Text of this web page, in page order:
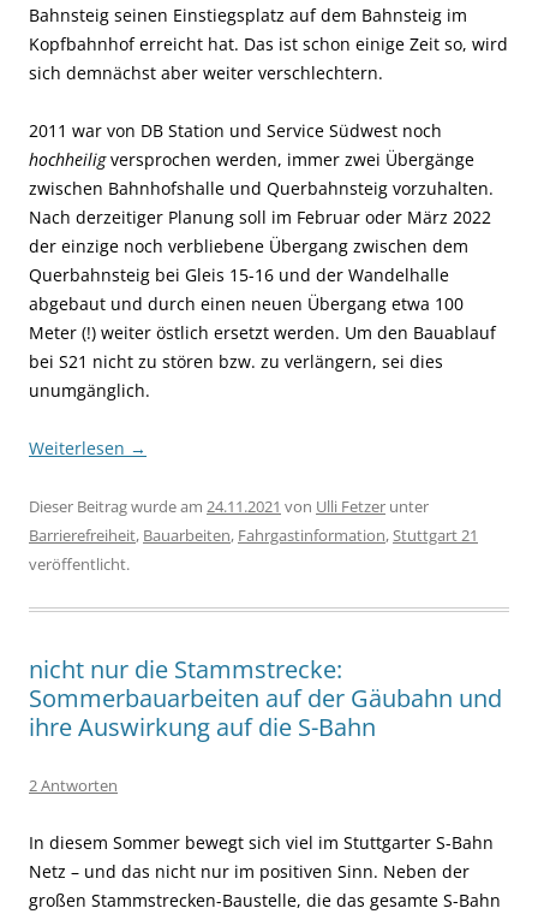
Bahnsteig seinen Einstiegsplatz auf dem Bahnsteig im
Kopfbahnhof erreicht hat. Das ist schon einige Zeit so, wird
sich demnächst aber weiter verschlechtern.
2011 war von DB Station und Service Südwest noch
hochheiligversprochen werden, immer zwei Übergänge
zwischen Bahnhofshalle und Querbahnsteig vorzuhalten.
Nach derzeitiger Planung soll im Februar oder März 2022
der einzige noch verbliebene Übergang zwischen dem
Querbahnsteig bei Gleis 15-16 und der Wandelhalle
abgebaut und durch einen neuen Übergang etwa 100
Meter (!) weiter östlich ersetzt werden. Um den Bauablauf
bei S21 nicht zu stören bzw. zu verlängern, sei dies
unumgänglich.
Weiterlesen →
Dieser Beitrag wurde am 24.11.2021 von Ulli Fetzer unter
Barrierefreiheit, Bauarbeiten, Fahrgastinformation,Stuttgart 21
veröffentlicht.
nicht nur die Stammstrecke:
Sommerbauarbeiten auf der Gäubahn und
ihre Auswirkung auf die S-Bahn
2 Antworten
In diesem Sommer bewegt sich viel im Stuttgarter S-Bahn
Netz – und das nicht nur im positiven Sinn. Neben der
großen Stammstrecken-Baustelle, die das gesamte S-Bahn